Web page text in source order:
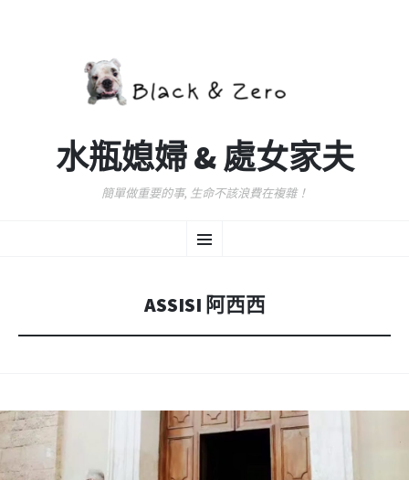
水瓶媳婦 & 處女家夫
簡單做重要的事, 生命不該浪費在複雜！
選
至
容
ASSISI 阿西西